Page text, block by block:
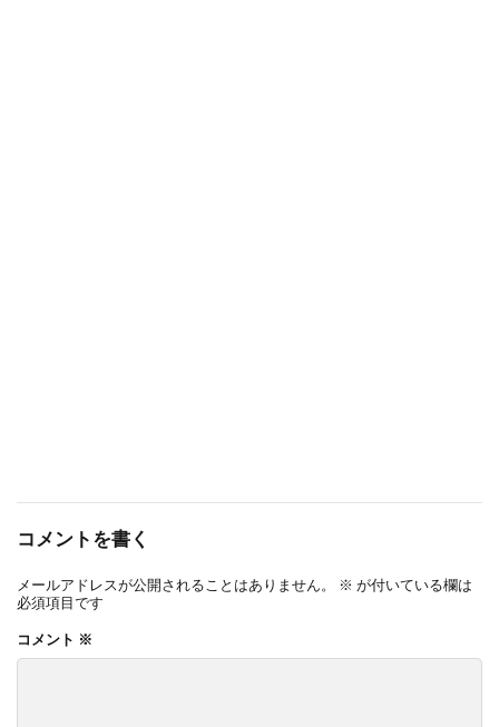
コメントを書く
メールアドレスが公開されることはありません。 ※ が付いている欄は
必須項目です
コメント ※